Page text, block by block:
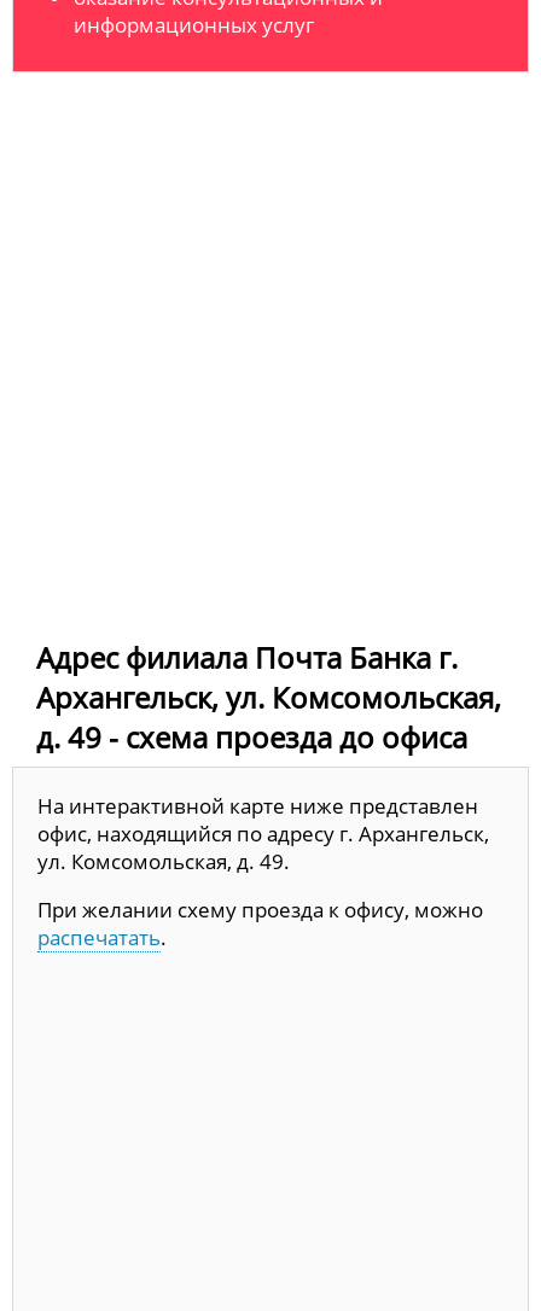
информационных услуг
Адрес филиала Почта Банка г.
Архангельск, ул. Комсомольская,
д. 49 - схема проезда до офиса
На интерактивной карте ниже представлен
офис, находящийся по адресу г. Архангельск,
ул. Комсомольская, д. 49.
При желании схему проезда к офису, можно
распечатать.